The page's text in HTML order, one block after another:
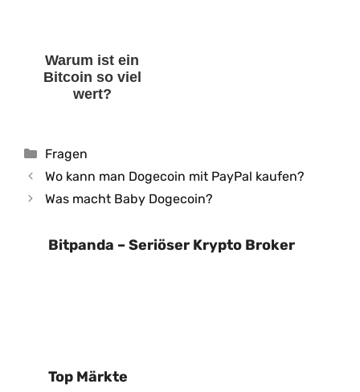
Warum ist ein
Bitcoin so viel
wert?
Kategorien
Fragen
Wo kann man Dogecoin mit PayPal kaufen?
Was macht Baby Dogecoin?
Bitpanda – Seriöser Krypto Broker
Top Märkte